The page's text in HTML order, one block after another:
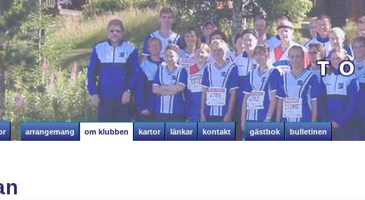
arrangemang om klubben kartor länkar kontakt gästbok bulletinen